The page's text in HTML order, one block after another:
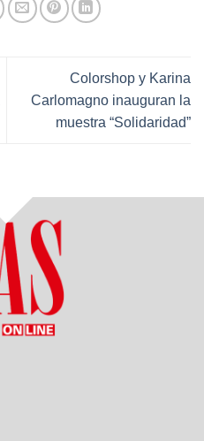
Colorshop y Karina
Carlomagno inauguran la
muestra “Solidaridad”